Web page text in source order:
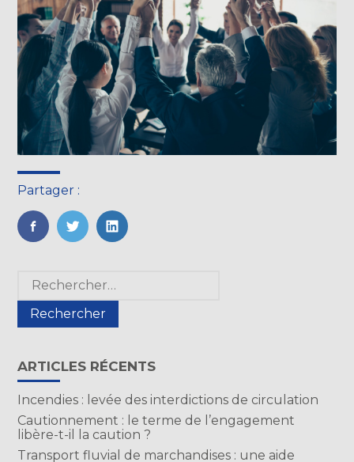
Partager :
FaceBook
TwitterLinkedIn
Blog
sidebar
Rechercher :
ARTICLES RÉCENTS
Incendies : levée des interdictions de circulation
Cautionnement : le terme de l’engagement
libère-t-il la caution ?
Transport fluvial de marchandises : une aide